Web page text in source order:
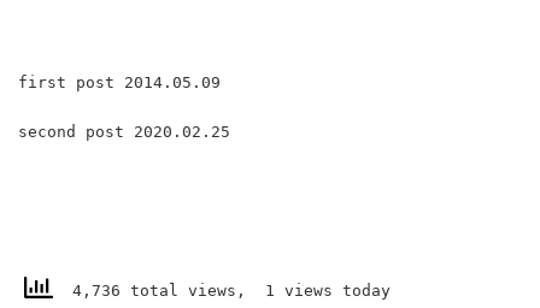
first post 2014.05.09
second post 2020.02.25
4,736 total views, 1 views today